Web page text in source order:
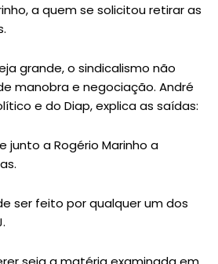
a quem se solicitou retirar as
grande, o sindicalismo não
manobra e negociação. André
e do Diap, explica as saídas:
junto a Rogério Marinho a
ser feito por qualquer um dos